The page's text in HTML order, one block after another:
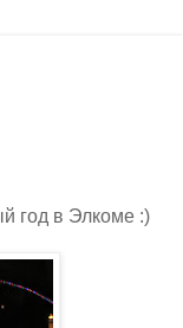
год в Элкоме :)